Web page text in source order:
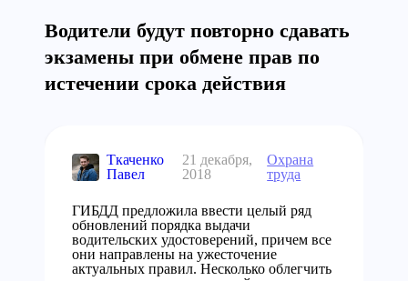
Водители будут повторно сдавать
экзамены при обмене прав по
истечении срока действия
Ткаченко
Павел
21 декабря,
2018
Охрана
труда
ГИБДД предложила ввести целый ряд
обновлений порядка выдачи
водительских удостоверений, причем все
они направлены на ужесточение
актуальных правил. Несколько облегчить